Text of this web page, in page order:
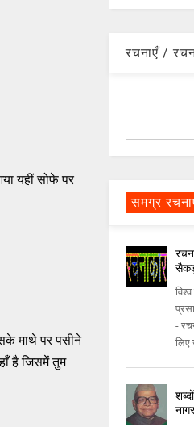
यहीं सोफे पर
माथे पर पसीने
है जिसमें तुम
रचनाएँ /
समग्र
-